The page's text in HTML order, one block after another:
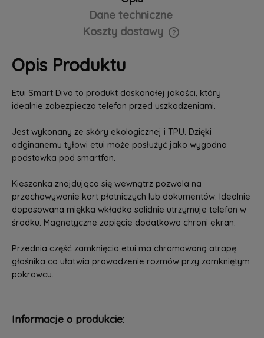
Dane techniczne
Koszty dostawy
Cena nie zawiera ewentualnych kosztów płatności
Opis Produktu
Etui Smart Diva to produkt doskonałej jakości, który
idealnie zabezpiecza telefon przed uszkodzeniami.
Jest wykonany ze skóry ekologicznej i TPU. Dzięki
odginanemu tyłowi etui może posłużyć jako wygodna
podstawka pod smartfon.
Kieszonka znajdująca się wewnątrz pozwala na
przechowywanie kart płatniczych lub dokumentów. Idealnie
dopasowana miękka wkładka solidnie utrzymuje telefon w
środku. Magnetyczne zapięcie dodatkowo chroni ekran.
Przednia część zamknięcia etui ma chromowaną atrapę
głośnika co ułatwia prowadzenie rozmów przy zamkniętym
pokrowcu.
Informacje o produkcie: